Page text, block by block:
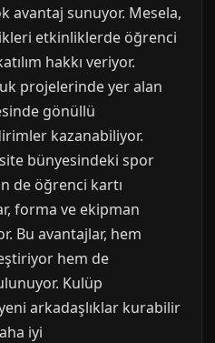
avantaj sunuyor. Mesela,
etkinliklerde öğrenci
hakkı veriyor.
projelerinde yer alan
gönüllü
kazanabiliyor.
bünyesindeki spor
de öğrenci kartı
forma ve ekipman
Bu avantajlar, hem
hem de
Kulüp
arkadaşlıklar kurabilir
iyi